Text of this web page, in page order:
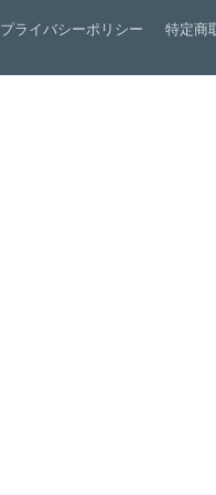
プライバシーポリシー 特定商